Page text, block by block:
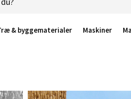
& byggematerialer Maskiner